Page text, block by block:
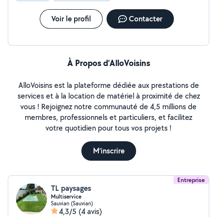
Voir le profil Contacter
À Propos d’AlloVoisins
AlloVoisins est la plateforme dédiée aux prestations de
services et à la location de matériel à proximité de chez
vous ! Rejoignez notre communauté de 4,5 millions de
membres, professionnels et particuliers, et facilitez
votre quotidien pour tous vos projets !
M'inscrire
Entreprise
TL paysages
Multiservice
Sauvian (Sauvian)
4,3/5 (4 avis)